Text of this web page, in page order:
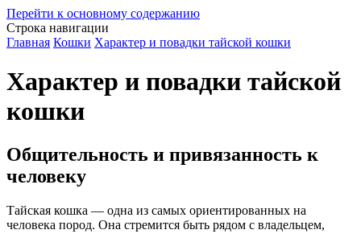
Перейти к основному содержанию
Строка навигации
Главная Кошки Характер и повадки тайской кошки
Характер и повадки тайской
кошки
Общительность и привязанность к
человеку
Тайская кошка — одна из самых ориентированных на
человека пород. Она стремится быть рядом с владельцем,